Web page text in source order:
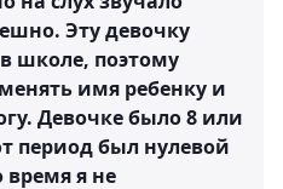
Эту девочку
школе, поэтому
имя ребенку и
Девочке было 8 или
период был нулевой
время я не